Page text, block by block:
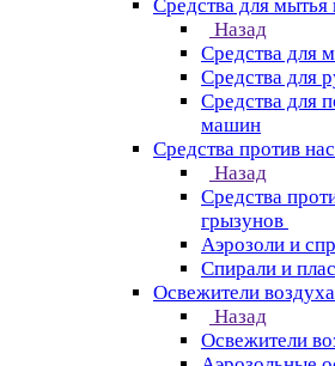
Средства для мытья
Назад
Средства для
Средства для
Средства для
машин
Средства против
Назад
Средства
грызунов
Аэрозоли и
Спирали и
Освежители воздуха
Назад
Освежители